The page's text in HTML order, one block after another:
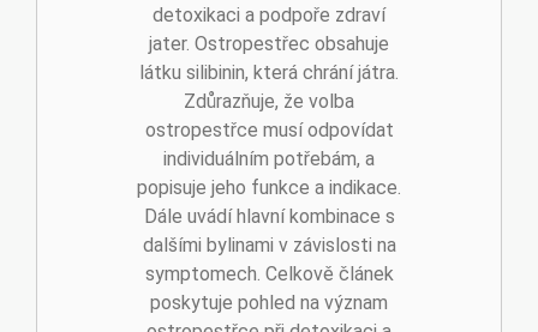
detoxikaci a podpoře zdraví
jater. Ostropestřec obsahuje
látku silibinin, která chrání játra.
Zdůrazňuje, že volba
ostropestřce musí odpovídat
individuálním potřebám, a
popisuje jeho funkce a indikace.
Dále uvádí hlavní kombinace s
dalšími bylinami v závislosti na
symptomech. Celkově článek
poskytuje pohled na význam